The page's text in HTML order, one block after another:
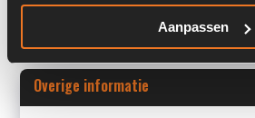
Aanpassen
Overige informatie